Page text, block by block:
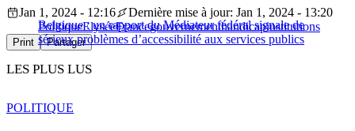
Belgique : un rapport du Médiateur fédéral signale de
sérieux problèmes d’accessibilité aux services publics
Jan 1, 2024 - 12:16
Dernière mise à jour: Jan 1, 2024 - 13:20
PolitiqueElyséeFrancegouvernementhandicapinstitutions
Print Partager
LES PLUS LUS
POLITIQUE